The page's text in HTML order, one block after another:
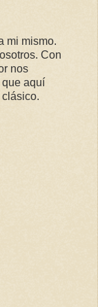
mi mismo.
Con
nos
aquí